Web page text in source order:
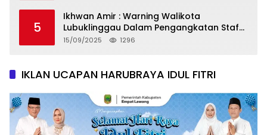
5
Ikhwan Amir : Warning Walikota
Lubuklinggau Dalam Pengangkatan Staf
Khusus
15/09/2025 1296
IKLAN UCAPAN HARUBRAYA IDUL FITRI